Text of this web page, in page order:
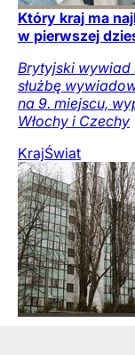
Który kraj ma
w pierwszej
Brytyjski wywiad
służbę
na 9. miejscu,
Włochy i Czechy
KrajŚwiat